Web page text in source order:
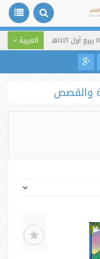
العربية
والقصص